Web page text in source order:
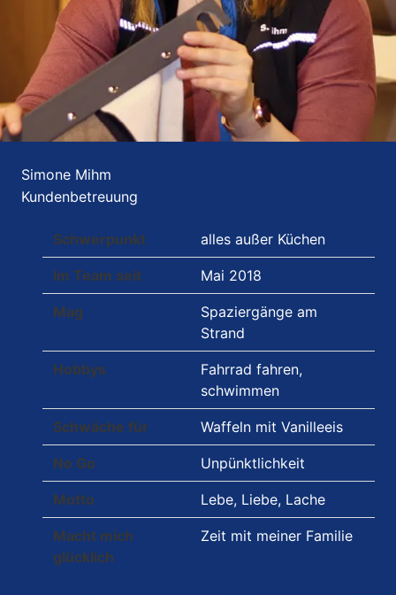
Simone Mihm
Kundenbetreuung
Schwerpunkt alles außer Küchen
Im Team seit Mai 2018
Mag
Spaziergänge am
Strand
Hobbys
Fahrrad fahren,
schwimmen
Schwäche für Waffeln mit Vanilleeis
No Go Unpünktlichkeit
Motto Lebe, Liebe, Lache
Macht mich
glücklich
Zeit mit meiner Familie